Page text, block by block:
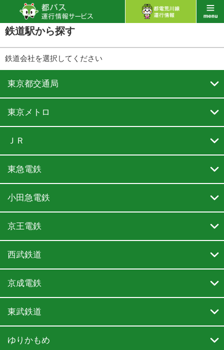
鉄道駅から探す
鉄道会社を選択してください
東京都交通局 
東京メトロ 
ＪＲ 
東急電鉄 
小田急電鉄 
京王電鉄 
西武鉄道 
京成電鉄 
東武鉄道 
ゆりかもめ 